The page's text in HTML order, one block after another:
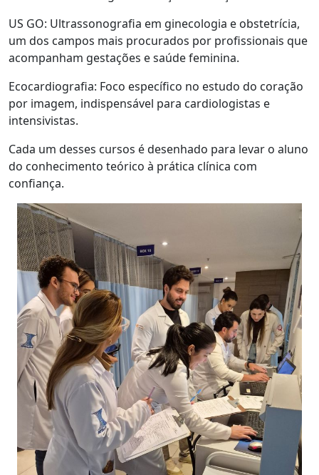
US GO: Ultrassonografia em ginecologia e obstetrícia,
um dos campos mais procurados por profissionais que
acompanham gestações e saúde feminina.
Ecocardiografia: Foco específico no estudo do coração
por imagem, indispensável para cardiologistas e
intensivistas.
Cada um desses cursos é desenhado para levar o aluno
do conhecimento teórico à prática clínica com
confiança.